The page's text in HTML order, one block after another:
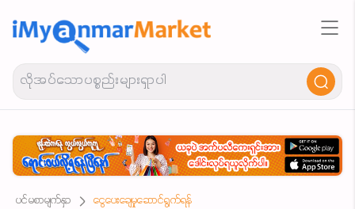
ပင်မစာမျက်နှာ ငွေပေးချေမှုဆောင်ရွက်ရန်